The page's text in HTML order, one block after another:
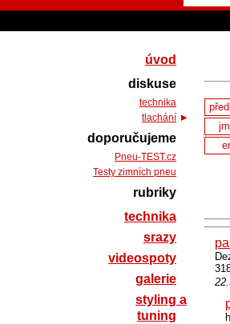
úvod
diskuse
technika
tlachání
doporučujeme
Pneu-TEST.cz
Testy zimních pneu
rubriky
technika
srazy
videospoty
galerie
styling a
tuning